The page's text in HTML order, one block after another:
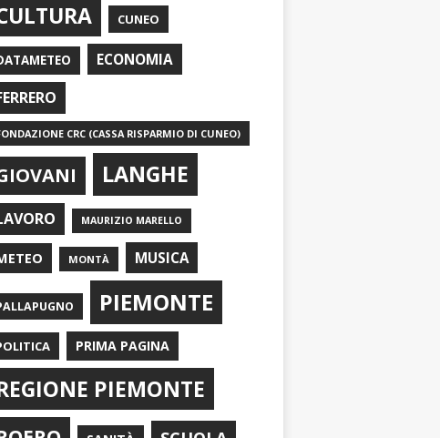
CUNEO
ECONOMIA
CRC (CASSA RISPARMIO DI CUNEO)
LANGHE
MAURIZIO MARELLO
MONTÀ MUSICA
PIEMONTE
PRIMA PAGINA
PIEMONTE